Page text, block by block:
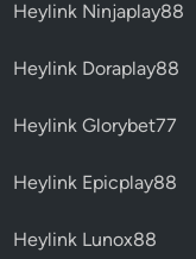
Heylink Ninjaplay88
Heylink Doraplay88
Heylink Glorybet77
Heylink Epicplay88
Heylink Lunox88